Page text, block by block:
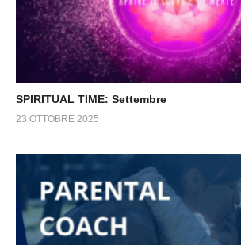
SPIRITUAL TIME: Settembre
23 OTTOBRE 2025